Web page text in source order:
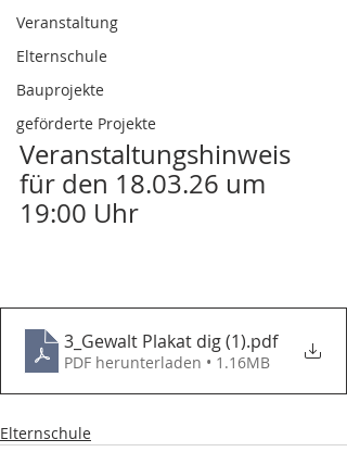
Veranstaltung
Elternschule
Bauprojekte
geförderte Projekte
Veranstaltungshinweis
für den 18.03.26 um
19:00 Uhr
3_Gewalt Plakat dig (1).pdf
PDF herunterladen • 1.16MB
Elternschule